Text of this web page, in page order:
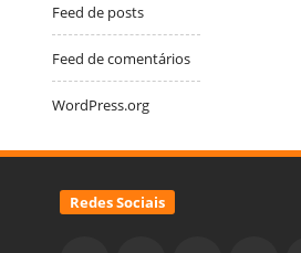
Feed de posts
Feed de comentários
WordPress.org
Redes Sociais